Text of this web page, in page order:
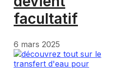
facultatif
6 mars 2025